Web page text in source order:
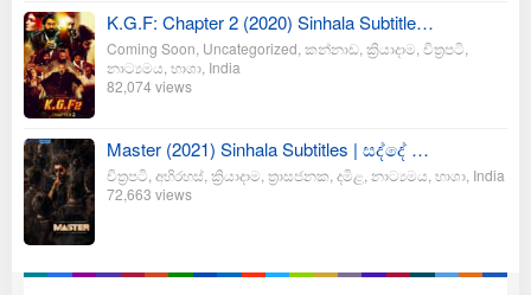
K.G.F: Chapter 2 (2020) Sinhala Subtitle…
Coming Soon Uncategorized කන්නාඩ ක්‍රියාදාම චිත්‍රපටි
නාට්‍යමය භාශා India
82,074 views
Master (2021) Sinhala Subtitles | සද්දේ …
චිත්‍රපටි අභිරහස් ක්‍රියාදාම ත්‍රාසජනක දමිළ නාට්‍යමය භාශා India
72,663 views